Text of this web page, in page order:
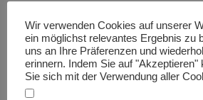
Website
Wir verwenden Cookies auf unserer
ein möglichst relevantes Ergebnis zu
uns an Ihre Präferenzen und
erinnern. Indem Sie auf "Akzeptieren"
Sie sich mit der Verwendung aller